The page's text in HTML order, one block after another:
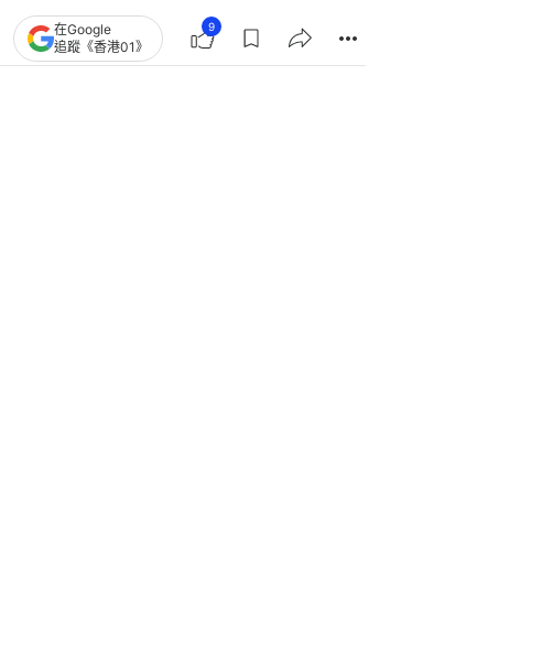
在Google
追蹤《香港01》
9